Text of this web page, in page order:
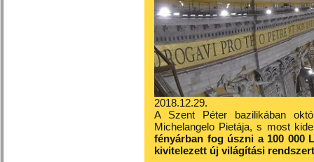
2018.12.29.
A Szent Péter bazilikában
Michelangelo Pietája, s most
fényárban fog úszni a 100 000
kivitelezett új világítási